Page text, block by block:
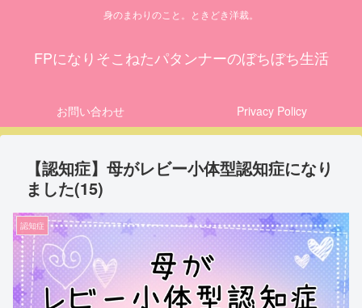
身のまわりのこと。ときどき洋裁。
FPになりそこねたパタンナーのぼちぼち生活
お問い合わせ Privacy Policy
【認知症】母がレビー小体型認知症になり
ました(15)
認知症